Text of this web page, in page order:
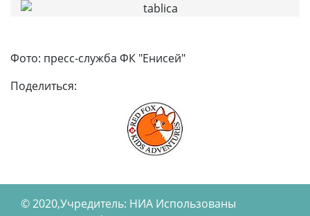
Фото: пресс-служба ФК "Енисей"
Поделиться:
© 2020,Учредитель: НИА Использованы